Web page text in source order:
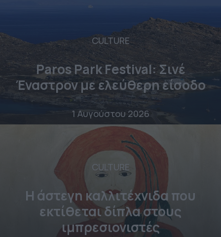
CULTURE
Paros Park Festival: Σινέ
Έναστρον με ελεύθερη είσοδο
1 Αυγούστου 2026
CULTURE
Η άστεγη καλλιτέχνιδα που
εκτίθεται δίπλα στους
ιμπρεσιονιστές